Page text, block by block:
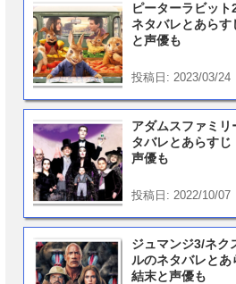
ピーターラビット
ネタバレとあらす
と声優も
投稿日: 2023/03/24
アダムスファミリ
タバレとあらすじ
声優も
投稿日: 2022/10/07
ジュマンジ3/ネク
ルのネタバレとあ
結末と声優も